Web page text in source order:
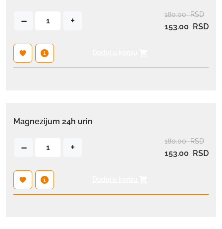
–
e
m
и
и
+ 180.00RSD
153.00 RSD
Magnezijum 24h urin
–
e
+ 180.00RSD
153.00 RSD